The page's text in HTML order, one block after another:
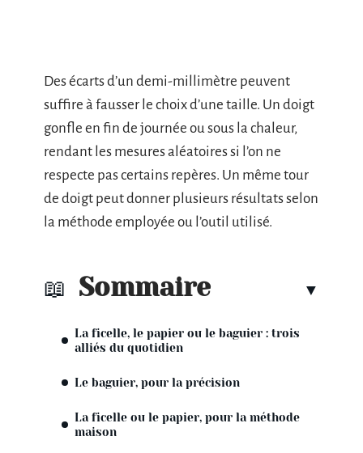
Des écarts d’un demi-millimètre peuvent
suffire à fausser le choix d’une taille. Un doigt
gonfle en fin de journée ou sous la chaleur,
rendant les mesures aléatoires si l’on ne
respecte pas certains repères. Un même tour
de doigt peut donner plusieurs résultats selon
la méthode employée ou l’outil utilisé.
Sommaire
La ficelle, le papier ou le baguier : trois
alliés du quotidien
Le baguier, pour la précision
La ficelle ou le papier, pour la méthode
maison